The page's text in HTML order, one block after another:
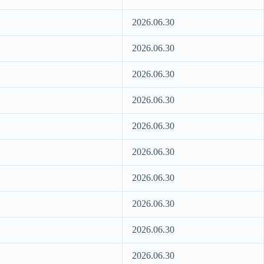
2026.06.30
2026.06.30
2026.06.30
2026.06.30
2026.06.30
2026.06.30
2026.06.30
2026.06.30
2026.06.30
2026.06.30